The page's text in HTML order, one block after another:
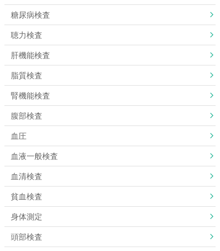
糖尿病検査
聴力検査
肝機能検査
脂質検査
腎機能検査
腹部検査
血圧
血液一般検査
血清検査
貧血検査
身体測定
頭部検査